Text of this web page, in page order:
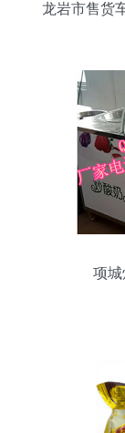
龙岩市售货
项